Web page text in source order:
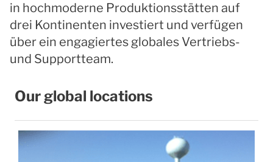
in hochmoderne Produktionsstätten auf
drei Kontinenten investiert und verfügen
über ein engagiertes globales Vertriebs-
und Supportteam.
Our global locations